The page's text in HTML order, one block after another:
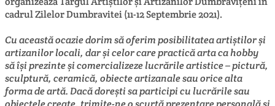
cadrul Zilelor Dumbravitei (11-12 Septembrie 2021).
Cu această ocazie dorim să oferim posibilitatea artiștilor și
artizanilor locali, dar și celor care practică arta ca hobby
să își prezinte și comercializeze lucrările artistice – pictură,
sculptură, ceramică, obiecte artizanale sau orice alta
forma de artă. Dacă dorești sa participi cu lucrările sau